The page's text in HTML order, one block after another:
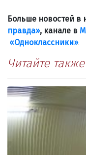
Больше новостей в
правда», канале в
«Одноклассники».
Читайте также